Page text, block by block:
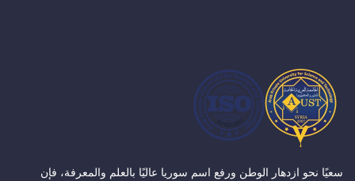
سعيًا نحو ازدهار الوطن ورفع اسم سوريا عاليًا بالعلم والمعرفة، فإن